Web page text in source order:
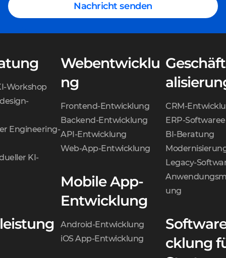
Nachricht senden
Workshop
Engineering-
KI-
Webentwicklu
ng
Frontend-Entwicklung
Backend-Entwicklung
API-Entwicklung
Web-App-Entwicklung
Mobile App-
Entwicklung
Android-Entwicklung
iOS App-Entwicklung
CRM-
ERP-
BI-Beratung
Legacy-
ung
cklung